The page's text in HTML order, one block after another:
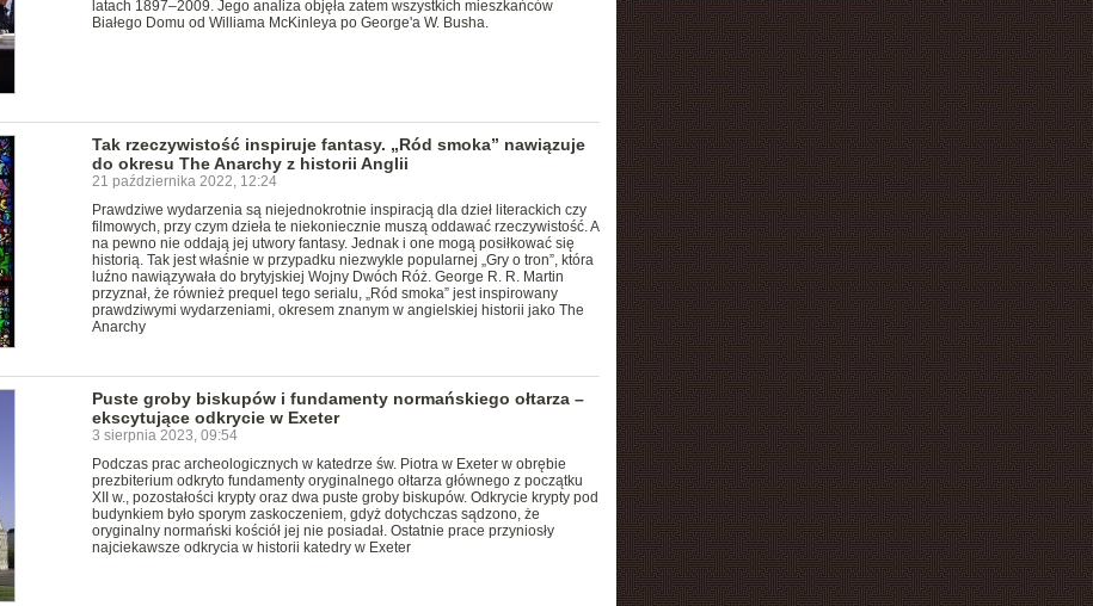
latach 1897–2009. Jego analiza objęła zatem wszystkich mieszkańców
Białego Domu od Williama McKinleya po George'a W. Busha.
Tak rzeczywistość inspiruje fantasy. „Ród smoka” nawiązuje
do okresu The Anarchy z historii Anglii
21 października 2022, 12:24
Prawdziwe wydarzenia są niejednokrotnie inspiracją dla dzieł literackich czy
filmowych, przy czym dzieła te niekoniecznie muszą oddawać rzeczywistość. A
na pewno nie oddają jej utwory fantasy. Jednak i one mogą posiłkować się
historią. Tak jest właśnie w przypadku niezwykle popularnej „Gry o tron”, która
luźno nawiązywała do brytyjskiej Wojny Dwóch Róż. George R. R. Martin
przyznał, że również prequel tego serialu, „Ród smoka” jest inspirowany
prawdziwymi wydarzeniami, okresem znanym w angielskiej historii jako The
Anarchy
Puste groby biskupów i fundamenty normańskiego ołtarza –
ekscytujące odkrycie w Exeter
3 sierpnia 2023, 09:54
Podczas prac archeologicznych w katedrze św. Piotra w Exeter w obrębie
prezbiterium odkryto fundamenty oryginalnego ołtarza głównego z początku
XII w., pozostałości krypty oraz dwa puste groby biskupów. Odkrycie krypty pod
budynkiem było sporym zaskoczeniem, gdyż dotychczas sądzono, że
oryginalny normański kościół jej nie posiadał. Ostatnie prace przyniosły
najciekawsze odkrycia w historii katedry w Exeter